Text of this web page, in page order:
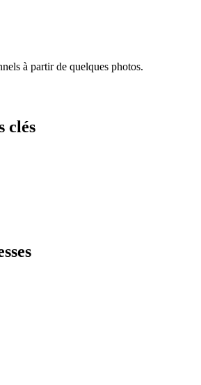
à partir de quelques photos.
clés